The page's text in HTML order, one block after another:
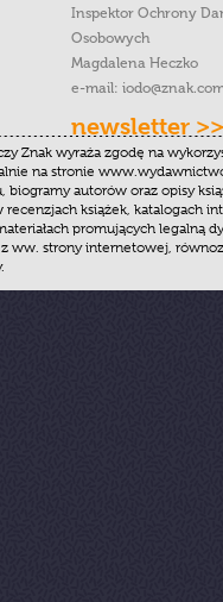
Inspektor Ochrony
Osobowych
Magdalena Heczko
e-mail:
newsletter >>
Znak wyraża zgodę na
na stronie
biogramy autorów oraz opisy
recenzjach książek, katalogach
promujących legalną
z ww. strony internetowej,